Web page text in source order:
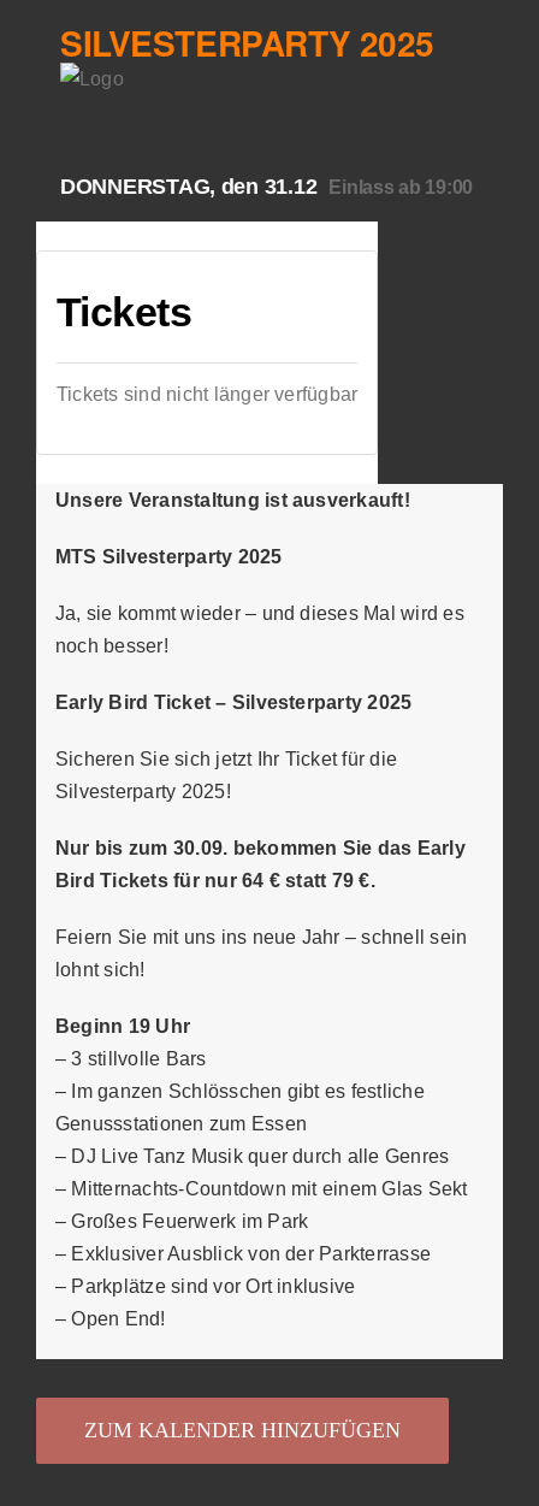
SILVESTERPARTY 2025
DONNERSTAG, den 31.12 Einlass ab 19:00
Tickets
Tickets sind nicht länger verfügbar
Unsere Veranstaltung ist ausverkauft!
MTS Silvesterparty 2025
Ja, sie kommt wieder – und dieses Mal wird es
noch besser!
Early Bird Ticket – Silvesterparty 2025
Sicheren Sie sich jetzt Ihr Ticket für die
Silvesterparty 2025!
Nur bis zum 30.09. bekommen Sie das Early
Bird Tickets für nur 64 € statt 79 €.
Feiern Sie mit uns ins neue Jahr – schnell sein
lohnt sich!
Beginn 19 Uhr
– 3 stillvolle Bars
– Im ganzen Schlösschen gibt es festliche
Genussstationen zum Essen
– DJ Live Tanz Musik quer durch alle Genres
– Mitternachts-Countdown mit einem Glas Sekt
– Großes Feuerwerk im Park
– Exklusiver Ausblick von der Parkterrasse
– Parkplätze sind vor Ort inklusive
– Open End!
ZUM KALENDER HINZUFÜGEN